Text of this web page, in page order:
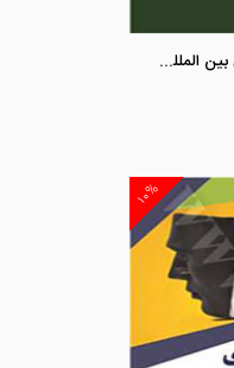
درس هایی از اصول قراردادهای بازرگانی بین المللی «مطالعه تطبیقی با فقه اسلامی و حقوق ایران»
۱۰%